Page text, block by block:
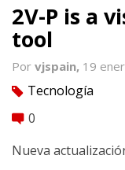
2V-P is a
tool
Por vjspain, 19
tag Tecnología
comment 0
Nueva